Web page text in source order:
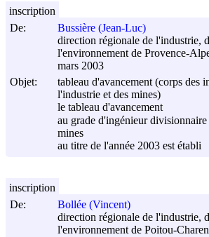
De:
Bussière (Jean-Luc)
direction régionale de l'industrie,
l'environnement de Provence-
mars 2003
Objet:
tableau d'avancement (corps des
l'industrie et des mines)
le tableau d'avancement
au grade d'ingénieur
mines
au titre de l'année 2003 est établi
inscription
De:
Bollée (Vincent)
direction régionale de l'industrie,
l'environnement de Poitou-
inscription